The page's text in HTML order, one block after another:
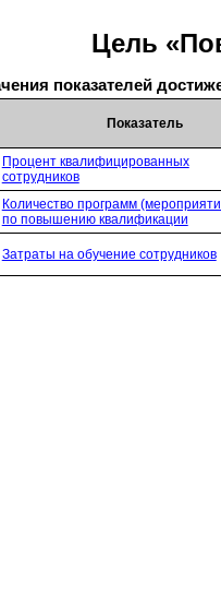
Цель
показателей
Показатель
Процент квалифицированных
сотрудников
Количество программ
по повышению квалификации
Затраты на обучение сотрудников